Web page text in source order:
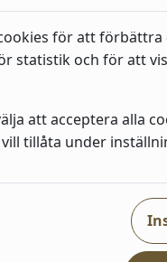
2
Grå, Sten, betong & trä
arbetsdagar
Beige, Sten, betong & trä
arbetsdagar
för att förbättra
statistik och för att
att acceptera alla
tillåta under